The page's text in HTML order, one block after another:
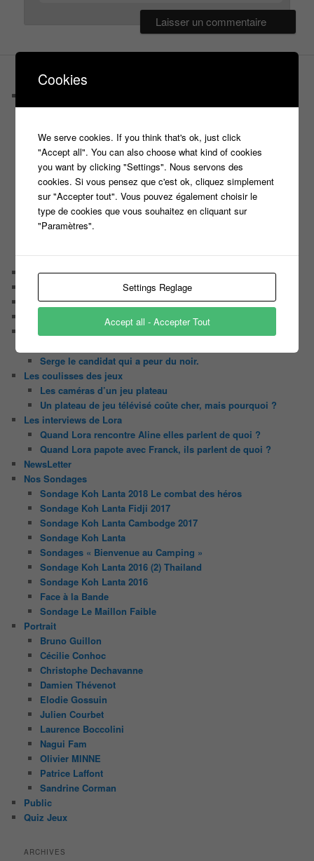
PAGES
C’est quoi un casteur ?
Harry
Motus
Slam
C’est quoi un casting ?
Tous les castings
Les 12 coups de midi
Les Z’Amours
Tout le monde veut prendre sa place
Chaine Youtube
Il était une fois ….
Le candidat masqué
Le trombinoscope des Joueurs
Serge le candidat qui a peur du noir.
Les coulisses des jeux
Les caméras d’un jeu plateau
Un plateau de jeu télévisé coûte cher, mais pourquoi ?
Les interviews de Lora
Quand Lora rencontre Aline elles parlent de quoi ?
Quand Lora papote avec Franck, ils parlent de quoi ?
NewsLetter
Nos Sondages
Sondage Koh Lanta 2018 Le combat des héros
Sondage Koh Lanta Fidji 2017
Sondage Koh Lanta Cambodge 2017
Sondage Koh Lanta
Sondages « Bienvenue au Camping »
Sondage Koh Lanta 2016 (2) Thailand
Sondage Koh Lanta 2016
Face à la Bande
Sondage Le Maillon Faible
Portrait
Bruno Guillon
Cécilie Conhoc
Christophe Dechavanne
Damien Thévenot
Elodie Gossuin
Julien Courbet
Laurence Boccolini
Nagui Fam
Olivier MINNE
Patrice Laffont
Sandrine Corman
Public
Quiz Jeux
ARCHIVES
Cookies
We serve cookies. If you think that's ok, just click
"Accept all". You can also choose what kind of cookies
you want by clicking "Settings". Nous servons des
cookies. Si vous pensez que c'est ok, cliquez simplement
sur "Accepter tout". Vous pouvez également choisir le
type de cookies que vous souhaitez en cliquant sur
"Paramètres".
Settings Reglage
Accept all - Accepter Tout